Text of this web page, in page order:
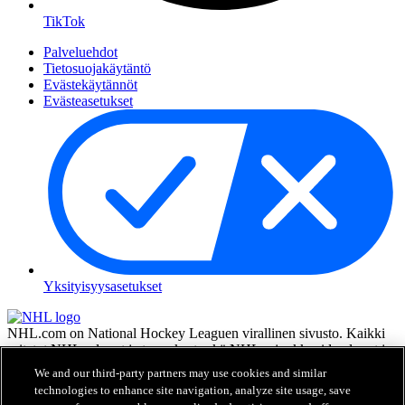
TikTok
Palveluehdot
Tietosuojakäytäntö
Evästekäytännöt
Evästeasetukset
Yksityisyysasetukset
NHL.com on National Hockey Leaguen virallinen sivusto. Kaikki
esitetyt NHL:n logot ja tunnukset sekä NHL:n joukkueiden logot ja
tunnukset ovat NHL:n ja sen joukkueiden omaisuutta, eikä niitä saa
toisintaa ilman NHL Enterprises, L.P.:n hyväksyntää. © NHL 2026.
Kaikki oikeudet pidätetään. Kaikki NHL-joukkueiden pelaajien
We and our third-party partners may use cookies and similar
technologies to enhance site navigation, analyze site usage, save